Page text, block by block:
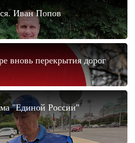
Иван Попов
вновь перекрытия дорог
"Единой России"